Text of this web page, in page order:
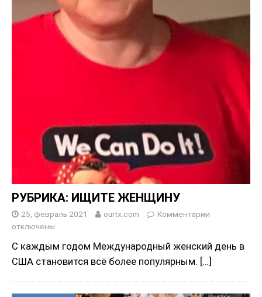
РУБРИКА: ИЩИТЕ ЖЕНЩИНУ
25, февраль 2021 ourtx.com
Комментарии
отключены
С каждым годом Международный женский день в
США становится всё более популярным. […]